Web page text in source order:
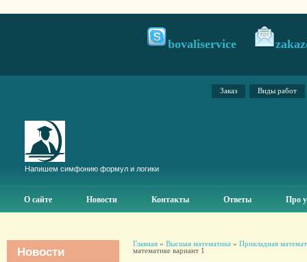
bovaliservice
Заказ Виды работ
Напишем симфонию формул и логики
О сайте Новости Контакты Ответы Про
Новости
Главная» Высшая математика » Прикладная
математике вариант 1